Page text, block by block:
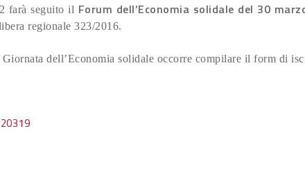
farà seguito il Forum dell’Economia solidale del 30
regionale 323/2016.
Giornata dell’Economia solidale occorre compilare il form di